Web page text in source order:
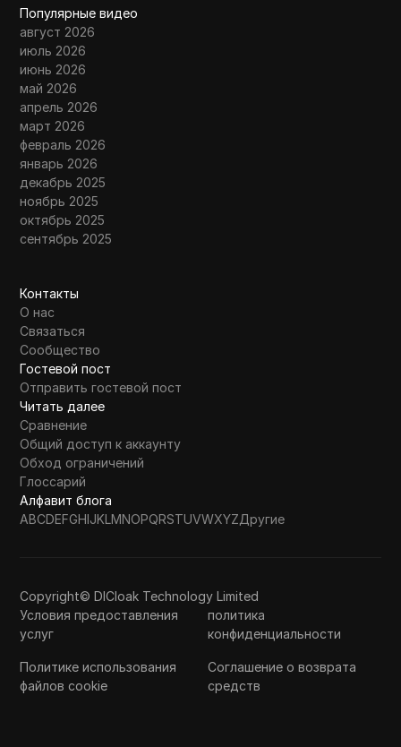
Популярные видео
август 2026
июль 2026
июнь 2026
май 2026
апрель 2026
март 2026
февраль 2026
январь 2026
декабрь 2025
ноябрь 2025
октябрь 2025
сентябрь 2025
Контакты
О нас
Связаться
Сообщество
Гостевой пост
Отправить гостевой пост
Читать далее
Сравнение
Общий доступ к аккаунту
Обход ограничений
Глоссарий
Алфавит блога
ABCDEFGHIJKLMNOPQRSTUVWXYZДругие
Copyright© DICloak Technology Limited
Условия предоставления
услуг
политика
конфиденциальности
Политике использования
файлов cookie
Соглашение о возврата
средств